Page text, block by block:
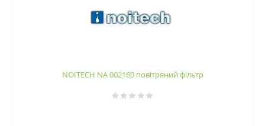
NOITECH NA 002160 повітряний фільтр